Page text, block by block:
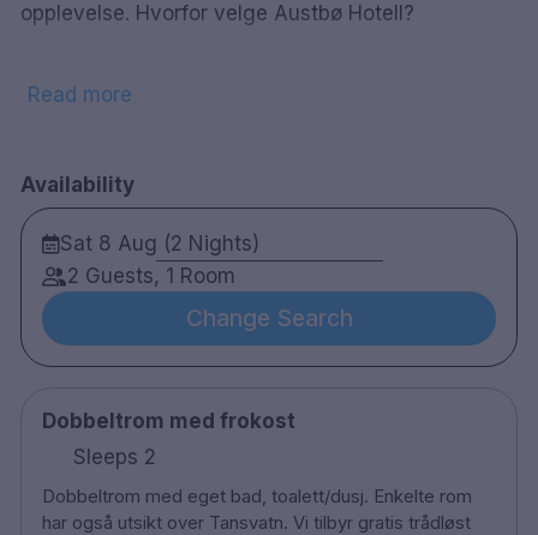
opplevelse. Hvorfor velge Austbø Hotell?
hjemme.
Unik beliggenhet: Utsikt over Tansvaten,
gangavstand til Raulands sjarmerende sentrum og
kort vei til Hardangervidda – Norges største
nasjonalpark.
Aktiviteter året rundt: Sommerlige strender,
med alpint og 160 km preparerte langrennsløyper.
Restaurant med smak i fokus: Nyt gode måltider i
vår hyggelige restaurant.
Read more
Availability
Sat 8 Aug (2 Nights)
2 Guests, 1 Room
Change Search
Dobbeltrom med frokost
Sleeps 2
Dobbeltrom med eget bad, toalett/dusj. Enkelte rom
har også utsikt over Tansvatn. Vi tilbyr gratis trådløst